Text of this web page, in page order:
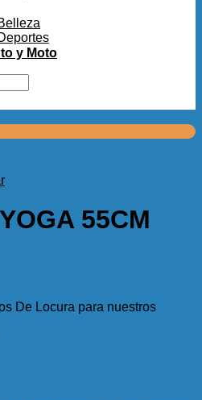
y Moto
55CM
De Locura para nuestros